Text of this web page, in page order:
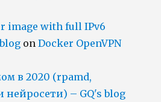
image with full IPv6
onDocker OpenVPN
в 2020 (rpamd,
нейросети) – GQ's blog